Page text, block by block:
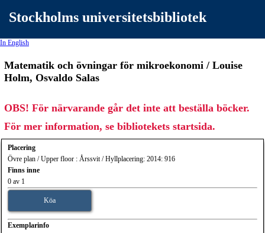
Stockholms universitetsbibliotek
In English
Matematik och övningar för mikroekonomi / Louise
Holm, Osvaldo Salas
OBS! För närvarande går det inte att beställa böcker.
För mer information, se bibliotekets startsida.
Placering
Övre plan / Upper floor : Årssvit / Hyllplacering: 2014: 916
Finns inne
0 av 1
Köa
Exemplarinfo